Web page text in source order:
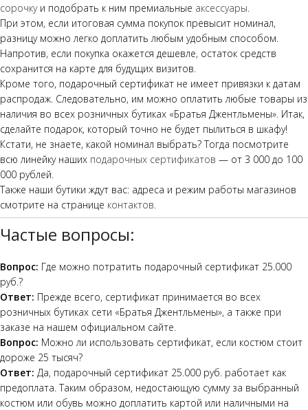
сорочкуи подобрать к ним премиальные аксессуары.
При этом, если итоговая сумма покупок превысит номинал,
разницу можно легко доплатить любым удобным способом.
Напротив, если покупка окажется дешевле, остаток средств
сохранится на карте для будущих визитов.
Кроме того, подарочный сертификат не имеет привязки к датам
распродаж. Следовательно, им можно оплатить любые товары из
наличия во всех розничных бутиках «Братья Джентльмены». Итак,
сделайте подарок, который точно не будет пылиться в шкафу!
Кстати, не знаете, какой номинал выбрать? Тогда посмотрите
всю линейку наших подарочных сертификатов — от 3 000 до 100
000 рублей.
Также наши бутики ждут вас: адреса и режим работы магазинов
смотрите на странице контактов.
Частые вопросы:
Вопрос: Где можно потратить подарочный сертификат 25.000
руб.?
Ответ: Прежде всего, сертификат принимается во всех
розничных бутиках сети «Братья Джентльмены», а также при
заказе на нашем официальном сайте.
Вопрос: Можно ли использовать сертификат, если костюм стоит
дороже 25 тысяч?
Ответ: Да, подарочный сертификат 25.000 руб. работает как
предоплата. Таким образом, недостающую сумму за выбранный
костюм или обувь можно доплатить картой или наличными на